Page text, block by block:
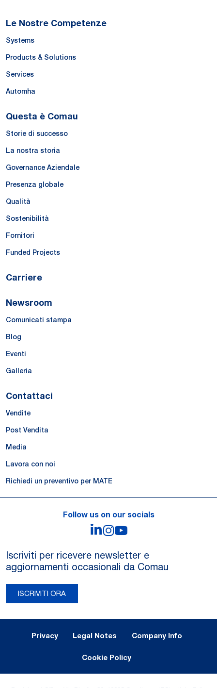
Le Nostre Competenze
Systems
Products & Solutions
Services
Automha
Questa è Comau
Storie di successo
La nostra storia
Governance Aziendale
Presenza globale
Qualità
Sostenibilità
Fornitori
Funded Projects
Carriere
Newsroom
Comunicati stampa
Blog
Eventi
Galleria
Contattaci
Vendite
Post Vendita
Media
Lavora con noi
Richiedi un preventivo per MATE
Follow us on our socials
LinkedIn
Instagram
Iscriviti per ricevere newsletter e
aggiornamenti occasionali da Comau
ISCRIVITI ORA
Privacy Legal Notes Company Info
Cookie Policy
Registered Office: Via Rivalta, 30, 10095 Grugliasco (TO) – Italy. Fully